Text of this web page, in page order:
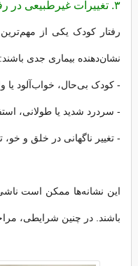
۳. تغییرات غیرطبیعی در رفتار یا هوشیاری
رفتار کودک یکی از
نشان‌دهنده بیماری جدی باشند:
- کودک بی‌حال، خواب‌آلود یا
- سردرد شدید یا طولانی،
- تغییر ناگهانی در خلق و خو،
این نشانه‌ها ممکن است
باشند. در چنین شرایطی،